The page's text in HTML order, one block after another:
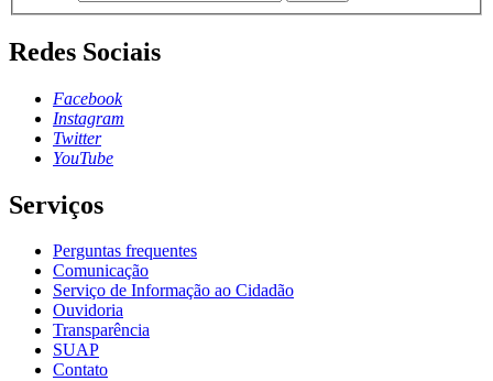
Redes Sociais
Facebook
Instagram
Twitter
YouTube
Serviços
Perguntas frequentes
Comunicação
Serviço de Informação ao Cidadão
Ouvidoria
Transparência
SUAP
Contato